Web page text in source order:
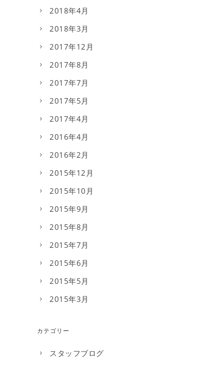
2018年4月
2018年3月
2017年12月
2017年8月
2017年7月
2017年5月
2017年4月
2016年4月
2016年2月
2015年12月
2015年10月
2015年9月
2015年8月
2015年7月
2015年6月
2015年5月
2015年3月
カテゴリー
スタッフブログ